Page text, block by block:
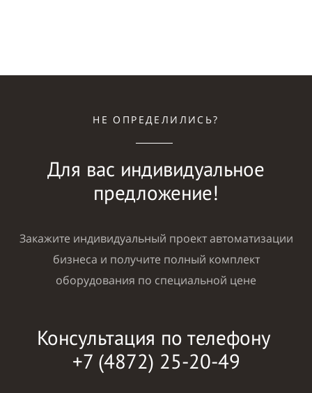
НЕ ОПРЕДЕЛИЛИСЬ?
Для вас индивидуальное
предложение!
Закажите индивидуальный проект автоматизации
бизнеса и получите полный комплект
оборудования по специальной цене
Консультация по телефону
+7 (4872) 25-20-49